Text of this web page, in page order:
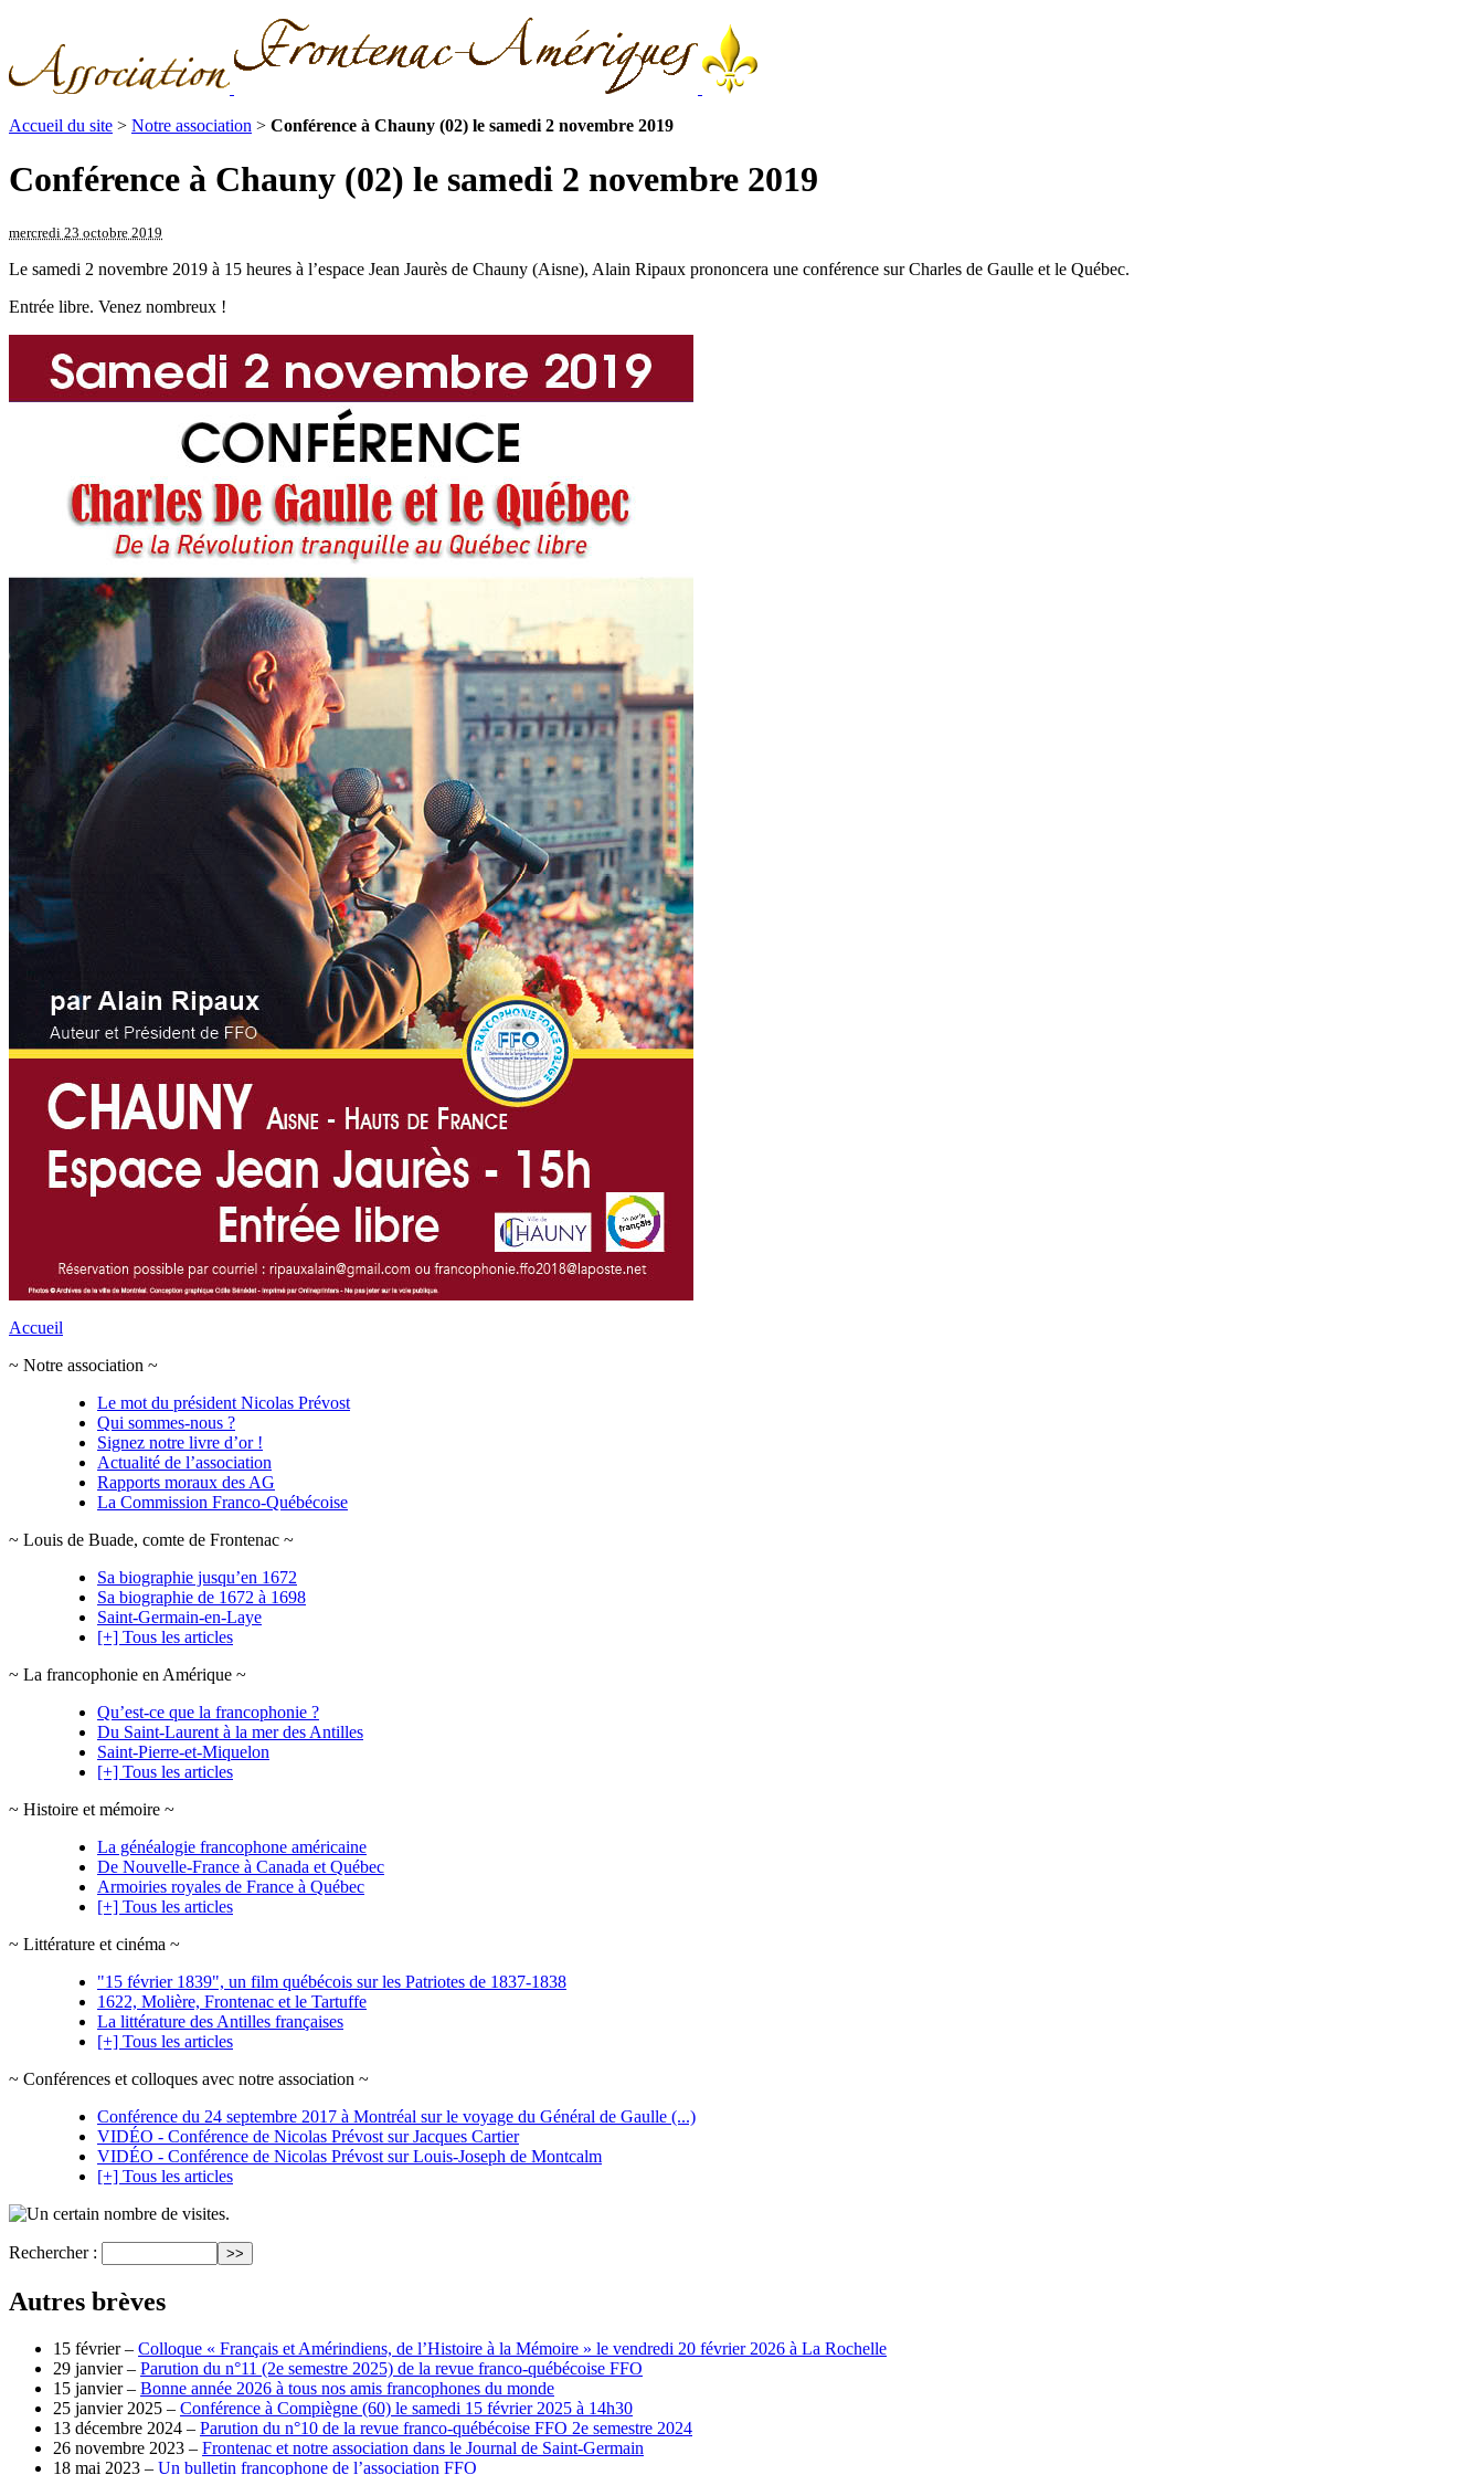
Accueil du site > Notre association > Conférence à Chauny (02) le samedi 2 novembre 2019
Conférence à Chauny (02) le samedi 2 novembre 2019
mercredi 23 octobre 2019
Le samedi 2 novembre 2019 à 15 heures à l’espace Jean Jaurès de Chauny (Aisne), Alain Ripaux prononcera une conférence sur Charles de Gaulle et le Québec.
Entrée libre. Venez nombreux !
Accueil
~ Notre association ~
Le mot du président Nicolas Prévost
Qui sommes-nous ?
Signez notre livre d’or !
Actualité de l’association
Rapports moraux des AG
La Commission Franco-Québécoise
~ Louis de Buade, comte de Frontenac ~
Sa biographie jusqu’en 1672
Sa biographie de 1672 à 1698
Saint-Germain-en-Laye
[+] Tous les articles
~ La francophonie en Amérique ~
Qu’est-ce que la francophonie ?
Du Saint-Laurent à la mer des Antilles
Saint-Pierre-et-Miquelon
[+] Tous les articles
~ Histoire et mémoire ~
La généalogie francophone américaine
De Nouvelle-France à Canada et Québec
Armoiries royales de France à Québec
[+] Tous les articles
~ Littérature et cinéma ~
"15 février 1839", un film québécois sur les Patriotes de 1837-1838
1622, Molière, Frontenac et le Tartuffe
La littérature des Antilles françaises
[+] Tous les articles
~ Conférences et colloques avec notre association ~
Conférence du 24 septembre 2017 à Montréal sur le voyage du Général de Gaulle (...)
VIDÉO - Conférence de Nicolas Prévost sur Jacques Cartier
VIDÉO - Conférence de Nicolas Prévost sur Louis-Joseph de Montcalm
[+] Tous les articles
visites.
Rechercher :
Autres brèves
15 février – Colloque « Français et Amérindiens, de l’Histoire à la Mémoire » le vendredi 20 février 2026 à La Rochelle
29 janvier – Parution du n°11 (2e semestre 2025) de la revue franco-québécoise FFO
15 janvier – Bonne année 2026 à tous nos amis francophones du monde
25 janvier 2025 – Conférence à Compiègne (60) le samedi 15 février 2025 à 14h30
13 décembre 2024 – Parution du n°10 de la revue franco-québécoise FFO 2e semestre 2024
26 novembre 2023 – Frontenac et notre association dans le Journal de Saint-Germain
18 mai 2023 – Un bulletin francophone de l’association FFO